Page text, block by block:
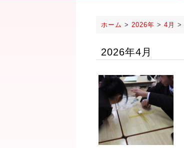
ホーム > 2026年 > 4月 >
2026年4月